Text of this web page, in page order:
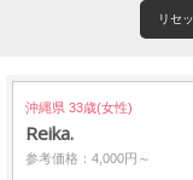
リセ
沖縄県 33歳(女性)
Reika.
参考価格：4,000円～